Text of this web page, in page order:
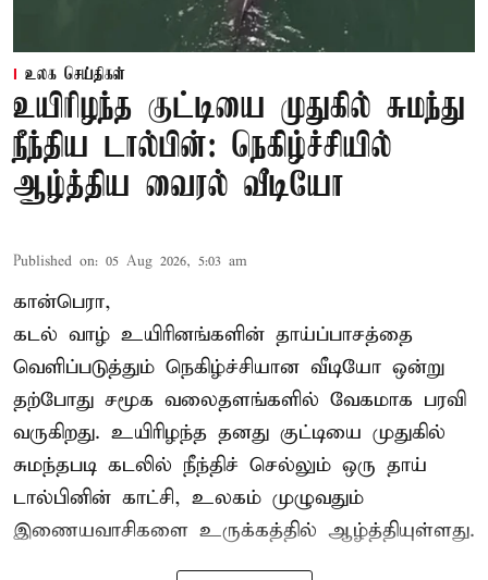
உலக செய்திகள்
உயிரிழந்த குட்டியை முதுகில் சுமந்து
நீந்திய டால்பின்: நெகிழ்ச்சியில்
ஆழ்த்திய வைரல் வீடியோ
Published on: 05 Aug 2026, 5:03 am
கான்பெரா,
கடல் வாழ் உயிரினங்களின் தாய்ப்பாசத்தை
வெளிப்படுத்தும் நெகிழ்ச்சியான வீடியோ ஒன்று
தற்போது சமூக வலைதளங்களில் வேகமாக பரவி
வருகிறது. உயிரிழந்த தனது குட்டியை முதுகில்
சுமந்தபடி கடலில் நீந்திச் செல்லும் ஒரு தாய்
டால்பினின் காட்சி, உலகம் முழுவதும்
இணையவாசிகளை உருக்கத்தில் ஆழ்த்தியுள்ளது.